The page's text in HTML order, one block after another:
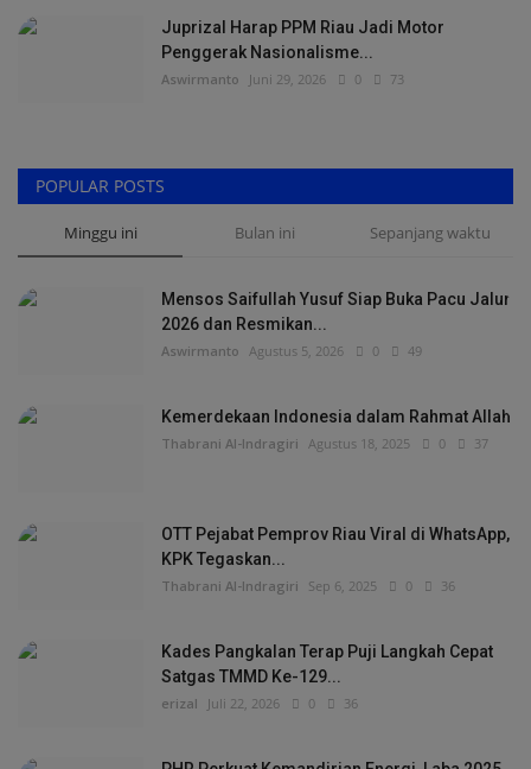
Juprizal Harap PPM Riau Jadi Motor
Penggerak Nasionalisme...
Aswirmanto Juni 29, 2026 0 73
POPULAR POSTS
Minggu ini Bulan ini Sepanjang waktu
Mensos Saifullah Yusuf Siap Buka Pacu Jalur
2026 dan Resmikan...
Aswirmanto Agustus 5, 2026 0 49
Kemerdekaan Indonesia dalam Rahmat Allah
Thabrani Al-Indragiri Agustus 18, 2025 0 37
OTT Pejabat Pemprov Riau Viral di WhatsApp,
KPK Tegaskan...
Thabrani Al-Indragiri Sep 6, 2025 0 36
Kades Pangkalan Terap Puji Langkah Cepat
Satgas TMMD Ke-129...
erizal Juli 22, 2026 0 36